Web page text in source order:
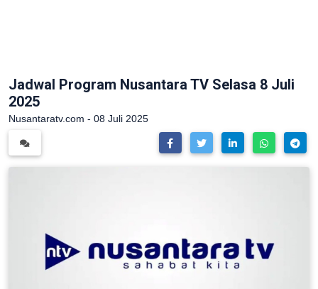
Jadwal Program Nusantara TV Selasa 8 Juli
2025
Nusantaratv.com - 08 Juli 2025